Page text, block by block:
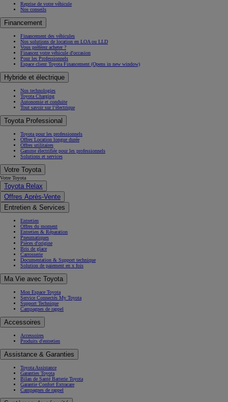
Reprise de votre véhicule
Nos conseils
Financement
Financement des véhicules
Nos solutions de location en LOA ou LLD
Vous préférez acheter ?
Financez votre véhicule d'occasion
Pour les Professionnels
Espace client Toyota Financement (Opens in new window)
Hybride et électrique
Nos technologies
Toyota Charging
Autonomie et conduite
Tout savoir sur l’électrique
Toyota Professional
Toyota pour les professionnels
Offres Location longue durée
Offres utilitaires
Gamme électrifiée pour les professionnels
Solutions et services
Votre Toyota
Votre Toyota
Toyota Relax
Offres Après-Vente
Entretien & Services
Entretien
Offres du moment
Entretien & Réparation
Pneumatiques
Pièces d'origine
Bris de glace
Carrosserie
Documentation & Support technique
Solution de paiement en x fois
Ma Vie avec Toyota
Mon Espace Toyota
Service Connectés My Toyota
Support Technique
Campagnes de rappel
Accessoires
Accessoires
Produits d'entretien
Assistance & Garanties
Toyota Assistance
Garanties Toyota
Bilan de Santé Batterie Toyota
Garantie Confort Extracare
Campagnes de rappel